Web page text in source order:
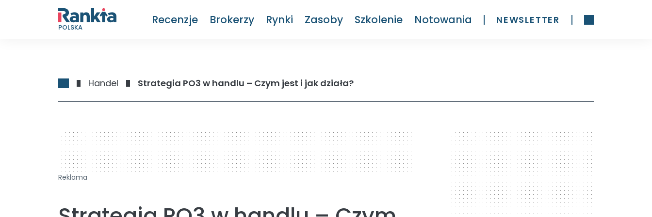
POLSKA
Recenzje Brokerzy Rynki Zasoby Szkolenie Notowania NEWSLETTER
Handel Strategia PO3 w handlu – Czym jest i jak działa?
728 x 90
Reklama
300 x 600